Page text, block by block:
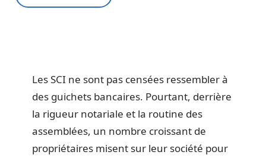
Les SCI ne sont pas censées ressembler à
des guichets bancaires. Pourtant, derrière
la rigueur notariale et la routine des
assemblées, un nombre croissant de
propriétaires misent sur leur société pour